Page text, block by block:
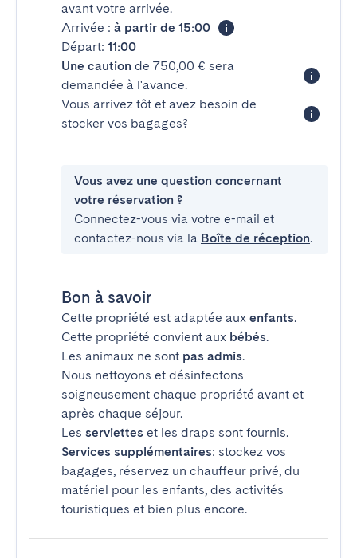
avant votre arrivée.
Arrivée : à partir de 15:00
Départ: 11:00
Une caution de 750,00 € sera
demandée à l'avance.
Vous arrivez tôt et avez besoin de
stocker vos bagages?
Vous avez une question concernant
votre réservation ?
Connectez-vous via votre e-mail et
contactez-nous via la Boîte de réception.
Bon à savoir
Cette propriété est adaptée aux enfants.
Cette propriété convient aux bébés.
Les animaux ne sont pas admis.
Nous nettoyons et désinfectons
soigneusement chaque propriété avant et
après chaque séjour.
Les serviettes et les draps sont fournis.
Services supplémentaires: stockez vos
bagages, réservez un chauffeur privé, du
matériel pour les enfants, des activités
touristiques et bien plus encore.